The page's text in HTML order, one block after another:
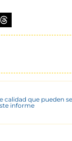
que pueden
informe